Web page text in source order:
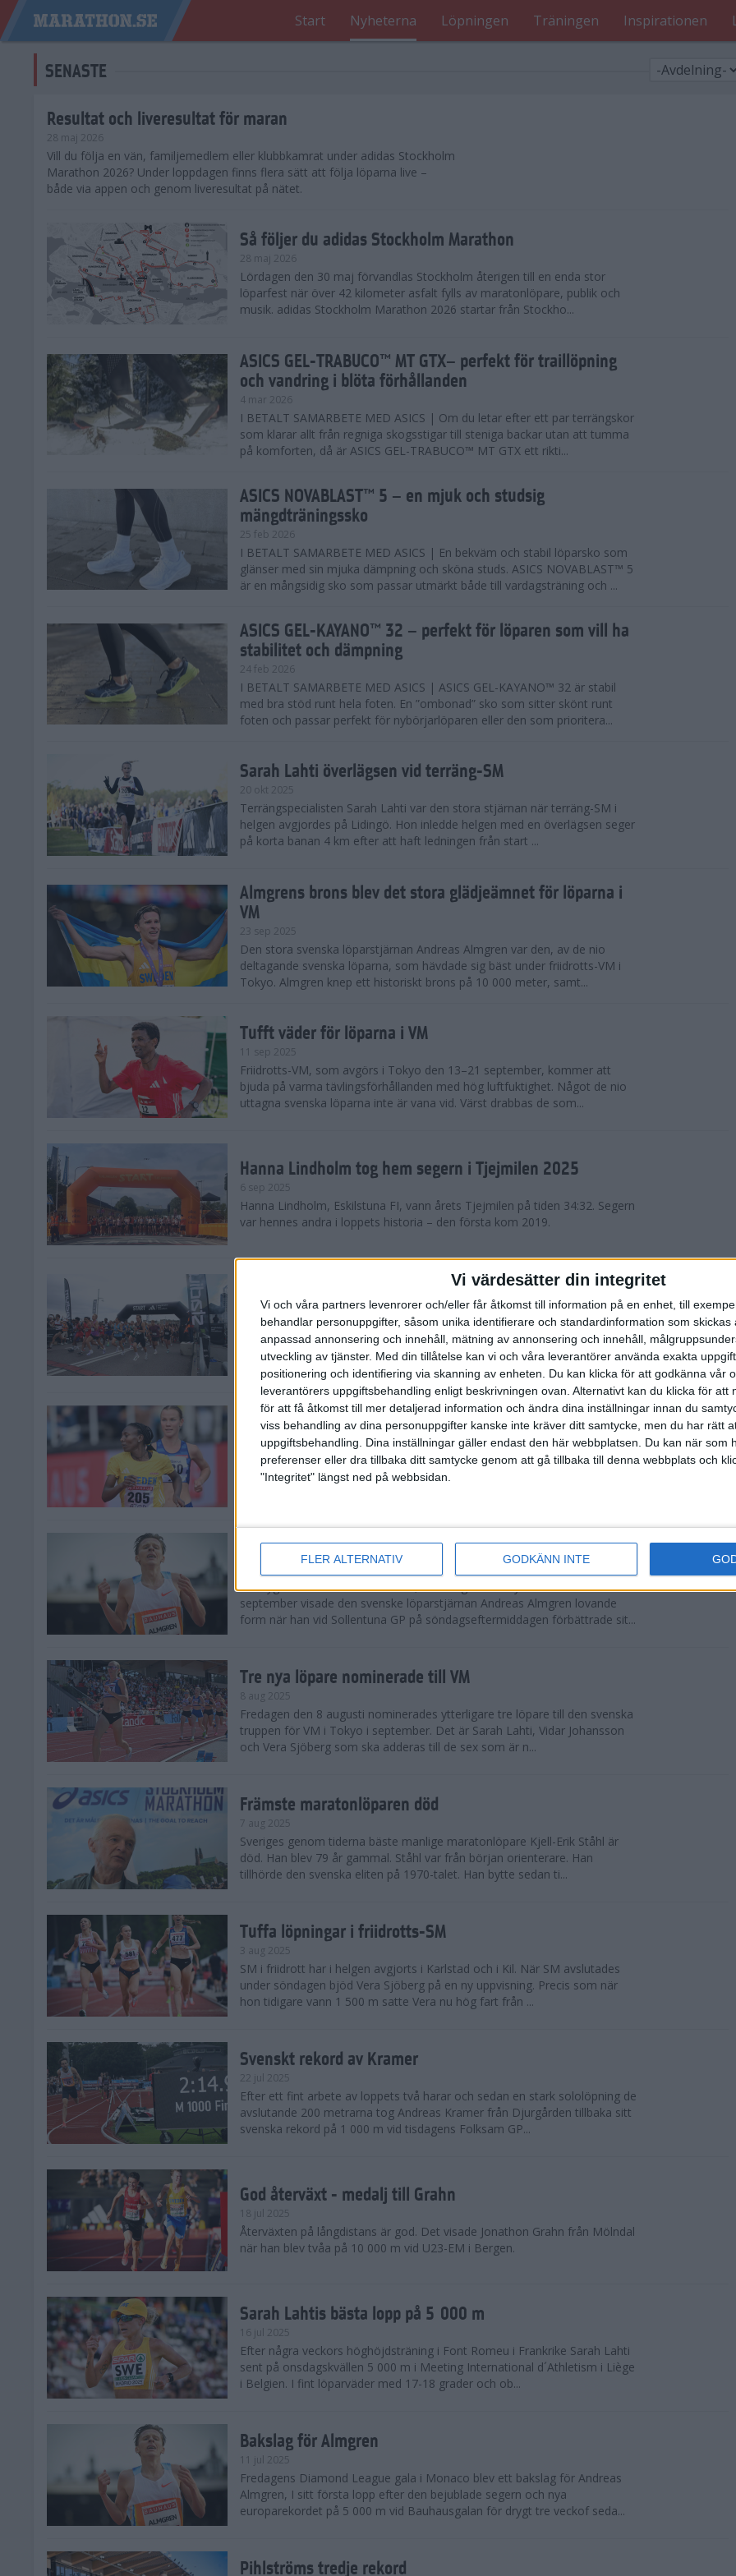
Vi värdesätter din integritet
Vi och våra partners levenrorer och/eller får åtkomst till information på en enhet, till
behandlar personuppgifter, såsom unika identifierare och standardinformation som skickas
anpassad annonsering och innehåll, mätning av annonsering och innehåll,
utveckling av tjänster. Med din tillåtelse kan vi och våra leverantörer använda exakta
positionering och identifiering via skanning av enheten. Du kan klicka för att godkänna vår
leverantörers uppgiftsbehandling enligt beskrivningen ovan. Alternativt kan du klicka för att
för att få åtkomst till mer detaljerad information och ändra dina inställningar innan du
viss behandling av dina personuppgifter kanske inte kräver ditt samtycke, men du har rätt
uppgiftsbehandling. Dina inställningar gäller endast den här webbplatsen. Du kan när som
preferenser eller dra tillbaka ditt samtycke genom att gå tillbaka till denna webbplats och
"Integritet" längst ned på webbsidan.
FLER ALTERNATIV GODKÄNN INTE
Start Nyheterna Löpningen Träningen Inspirationen
SENASTE
Resultat och liveresultat för maran
28 maj 2026
​Vill du följa en vän, familjemedlem eller klubbkamrat under adidas Stockholm
Marathon 2026? Under loppdagen finns flera sätt att följa löparna live –
både via appen och genom liveresultat på nätet.
Så följer du adidas Stockholm Marathon
28 maj 2026
Lördagen den 30 maj förvandlas Stockholm återigen till en enda stor
löparfest när över 42 kilometer asfalt fylls av maratonlöpare, publik och
musik. adidas Stockholm Marathon 2026 startar från Stockho...
ASICS GEL-TRABUCO™ MT GTX– perfekt för traillöpning
och vandring i blöta förhållanden
4 mar 2026
I BETALT SAMARBETE MED ASICS | Om du letar efter ett par terrängskor
som klarar allt från regniga skogsstigar till steniga backar utan att tumma
på komforten, då är ASICS GEL-TRABUCO™ MT GTX ett rikti...
ASICS NOVABLAST™ 5 – en mjuk och studsig
mängdträningssko
25 feb 2026
I BETALT SAMARBETE MED ASICS | En bekväm och stabil löparsko som
glänser med sin mjuka dämpning och sköna studs. ASICS NOVABLAST™ 5
är en mångsidig sko som passar utmärkt både till vardagsträning och ...
ASICS GEL-KAYANO™ 32 – perfekt för löparen som vill ha
stabilitet och dämpning
24 feb 2026
I BETALT SAMARBETE MED ASICS | ASICS GEL-KAYANO™ 32 är stabil
med bra stöd runt hela foten. En ”ombonad” sko som sitter skönt runt
foten och passar perfekt för nybörjarlöparen eller den som prioritera...
Sarah Lahti överlägsen vid terräng-SM
20 okt 2025
Terrängspecialisten Sarah Lahti var den stora stjärnan när terräng-SM i
helgen avgjordes på Lidingö. Hon inledde helgen med en överlägsen seger
på korta banan 4 km efter att haft ledningen från start ...
Almgrens brons blev det stora glädjeämnet för löparna i
VM
23 sep 2025
Den stora svenska löparstjärnan Andreas Almgren var den, av de nio
deltagande svenska löparna, som hävdade sig bäst under friidrotts-VM i
Tokyo. Almgren knep ett historiskt brons på 10 000 meter, samt...
Tufft väder för löparna i VM
11 sep 2025
Friidrotts-VM, som avgörs i Tokyo den 13–21 september, kommer att
bjuda på varma tävlingsförhållanden med hög luftfuktighet. Något de nio
uttagna svenska löparna inte är vana vid. Värst drabbas de som...
Hanna Lindholm tog hem segern i Tjejmilen 2025
6 sep 2025
Hanna Lindholm, Eskilstuna FI, vann årets Tjejmilen på tiden 34:32. Segern
var hennes andra i loppets historia – den första kom 2019.
Snabbaste segertiden på 12 år i rekordstort adidas
Stockholm Halvmaraton
30 aug 2025
Ett slutsålt och rekordstort adidas Stockholm Halvmaraton avgjordes i
nästintill perfekt löparväder. 18 grader, mulet och väldigt lite vind. Totalt
var 19,866 löpare anmälda, varav 15,807 kom till sta...
Löparna viktiga när Sverige vann Finnkampen
26 aug 2025
Den hundrade upplagan av Finnkampen, världens äldsta och största
landskamp i friidrott, avgjordes inför fullsatta läktare på Stockholms
Svenskt rekord när Almgren testade VM-formen
En dryg månad före friidrotts-VM, som avgörs i Tokyo den 13-21
september visade den svenske löparstjärnan Andreas Almgren lovande
form när han vid Sollentuna GP på söndagseftermiddagen förbättrade sit...
Tre nya löpare nominerade till VM
8 aug 2025
Fredagen den 8 augusti nominerades ytterligare tre löpare till den svenska
truppen för VM i Tokyo i september. Det är Sarah Lahti, Vidar Johansson
och Vera Sjöberg som ska adderas till de sex som är n...
Främste maratonlöparen död
7 aug 2025
Sveriges genom tiderna bäste manlige maratonlöpare Kjell-Erik Ståhl är
död. Han blev 79 år gammal. Ståhl var från början orienterare. Han
tillhörde den svenska eliten på 1970-talet. Han bytte sedan ti...
Tuffa löpningar i friidrotts-SM
3 aug 2025
SM i friidrott har i helgen avgjorts i Karlstad och i Kil. När SM avslutades
under söndagen bjöd Vera Sjöberg på en ny uppvisning. Precis som när
hon tidigare vann 1 500 m satte Vera nu hög fart från ...
Svenskt rekord av Kramer
22 jul 2025
Efter ett fint arbete av loppets två harar och sedan en stark sololöpning de
avslutande 200 metrarna tog Andreas Kramer från Djurgården tillbaka sitt
svenska rekord på 1 000 m vid tisdagens Folksam GP...
God återväxt - medalj till Grahn
18 jul 2025
Återväxten på långdistans är god. Det visade Jonathon Grahn från Mölndal
när han blev tvåa på 10 000 m vid U23-EM i Bergen.
Sarah Lahtis bästa lopp på 5 000 m
16 jul 2025
Efter några veckors höghöjdsträning i Font Romeu i Frankrike Sarah Lahti
sent på onsdagskvällen 5 000 m i Meeting International d´Athletism i Liège
i Belgien. I fint löparväder med 17-18 grader och ob...
Bakslag för Almgren
11 jul 2025
Fredagens Diamond League gala i Monaco blev ett bakslag för Andreas
Almgren, I sitt första lopp efter den bejublade segern och nya
europarekordet på 5 000 m vid Bauhausgalan för drygt tre veckof seda...
Pihlströms tredje rekord